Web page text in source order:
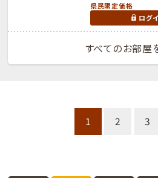
県民限定価格
ログ
すべてのお部屋
1 2 3